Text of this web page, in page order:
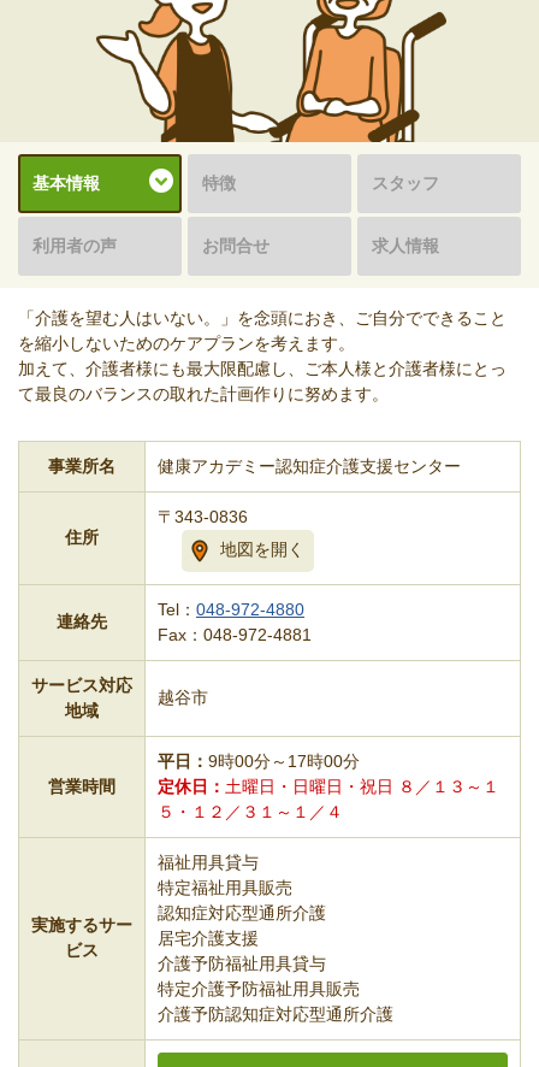
基本情報 特徴 スタッフ
利用者の声 お問合せ 求人情報
「介護を望む人はいない。」を念頭におき、ご自分でできること
を縮小しないためのケアプランを考えます。
加えて、介護者様にも最大限配慮し、ご本人様と介護者様にとっ
て最良のバランスの取れた計画作りに努めます。
事業所名 健康アカデミー認知症介護支援センター
住所
〒343-0836
地図を開く
連絡先
Tel： 048-972-4880
Fax：048-972-4881
サービス対応
地域
越谷市
営業時間
平日
9時00分～17時00分
定休日
土曜日・日曜日・祝日 ８／１３～１
５・１２／３１～１／４
実施するサー
ビス
福祉用具貸与
特定福祉用具販売
認知症対応型通所介護
居宅介護支援
介護予防福祉用具貸与
特定介護予防福祉用具販売
介護予防認知症対応型通所介護